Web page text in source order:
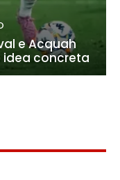
e Acquah
idea concreta